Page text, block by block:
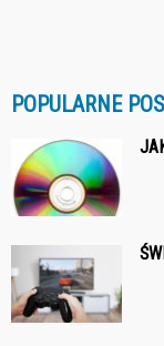
POPULARNE